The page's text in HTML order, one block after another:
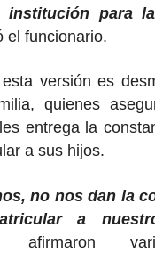
institución para
el funcionario.
versión es
quienes
entrega la
a sus hijos.
no nos dan la
a
afirmaron